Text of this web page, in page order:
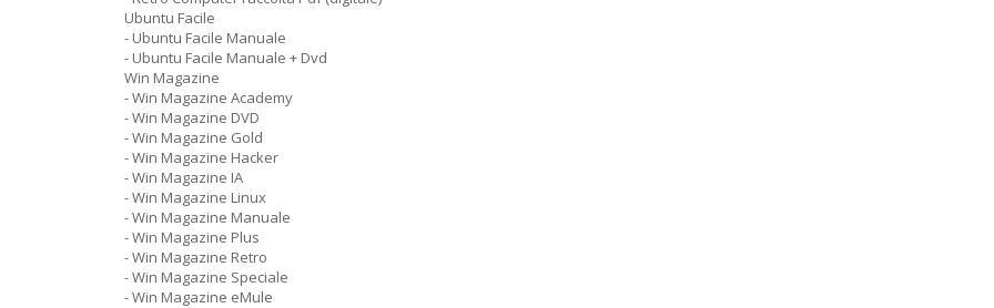
Ubuntu Facile
- Ubuntu Facile Manuale
- Ubuntu Facile Manuale + Dvd
Win Magazine
- Win Magazine Academy
- Win Magazine DVD
- Win Magazine Gold
- Win Magazine Hacker
- Win Magazine IA
- Win Magazine Linux
- Win Magazine Manuale
- Win Magazine Plus
- Win Magazine Retro
- Win Magazine Speciale
- Win Magazine eMule